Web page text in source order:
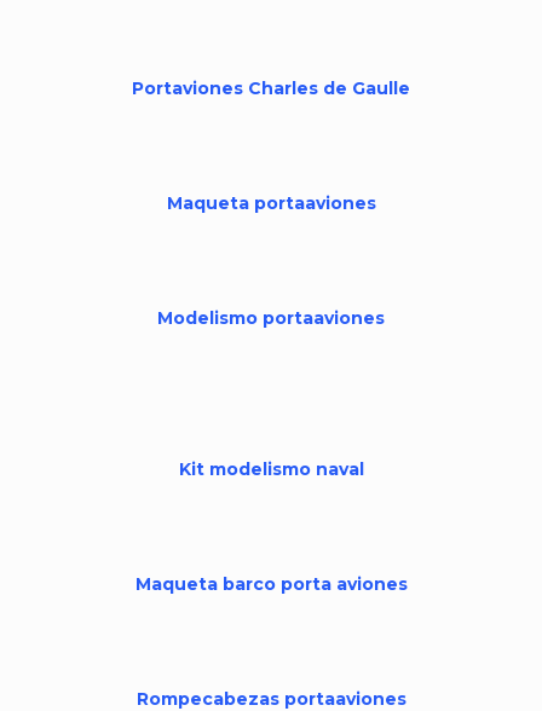
Portaviones Charles de Gaulle
Maqueta portaaviones
Modelismo portaaviones
Kit modelismo naval
Maqueta barco porta aviones
Rompecabezas portaaviones